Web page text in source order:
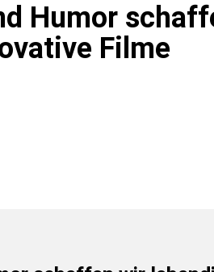
Humor
Filme